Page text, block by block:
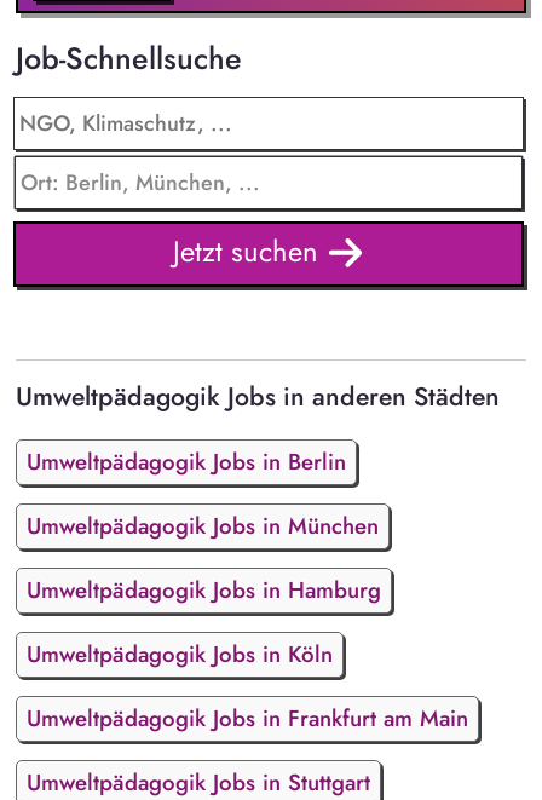
Job-Schnellsuche
Jetzt suchen
Umweltpädagogik Jobs in anderen Städten
Umweltpädagogik Jobs in Berlin
Umweltpädagogik Jobs in München
Umweltpädagogik Jobs in Hamburg
Umweltpädagogik Jobs in Köln
Umweltpädagogik Jobs in Frankfurt am Main
Umweltpädagogik Jobs in Stuttgart